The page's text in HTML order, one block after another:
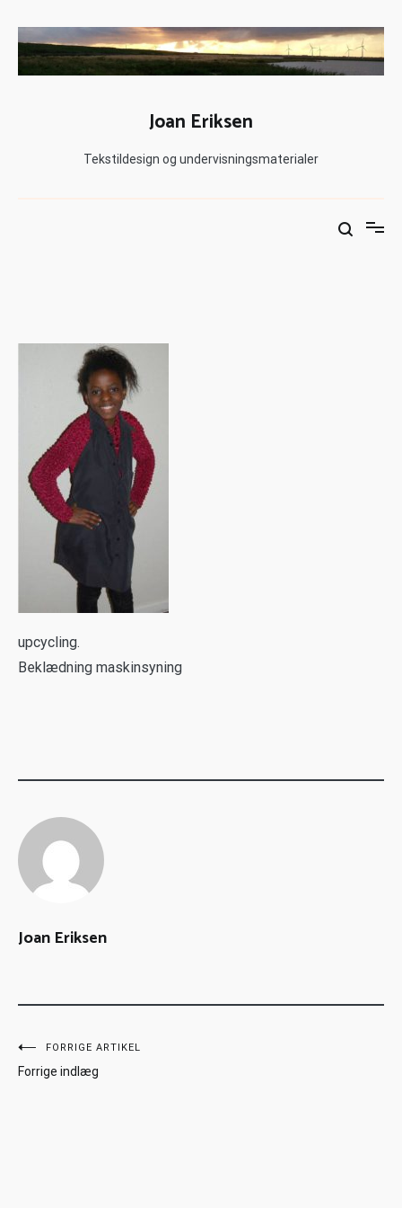
Joan Eriksen
Tekstildesign og undervisningsmaterialer
upcycling.
Beklædning maskinsyning
Joan Eriksen
FORRIGE ARTIKEL
Forrige indlæg